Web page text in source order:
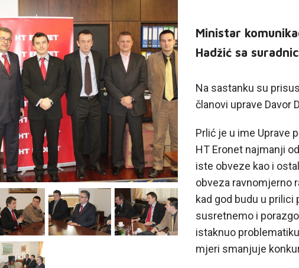
Ministar
Hadžić sa
Na sastanku su
članovi uprave Davor
Prlić je u ime Uprave
HT Eronet najmanji
iste obveze kao i
obveza ravnomjerno
kad god budu u prilici
susretnemo i
istaknuo
mjeri smanjuje